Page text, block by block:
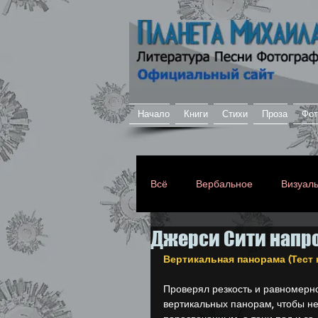
Начало Книги Стихи Проза
Всё Вербальное
Любимое Личное
Откровенное Моё
Джерси Сити
Вертикальная панорама
Проверял резкость и
вертикальных панорам, чтобы